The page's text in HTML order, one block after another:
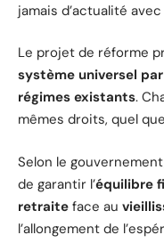
jamais d’actualité avec
Le projet de réforme
système universel
régimes existants.
mêmes droits, quel
Selon le
de garantir l’équilibre
retraite face au
l’allongement de